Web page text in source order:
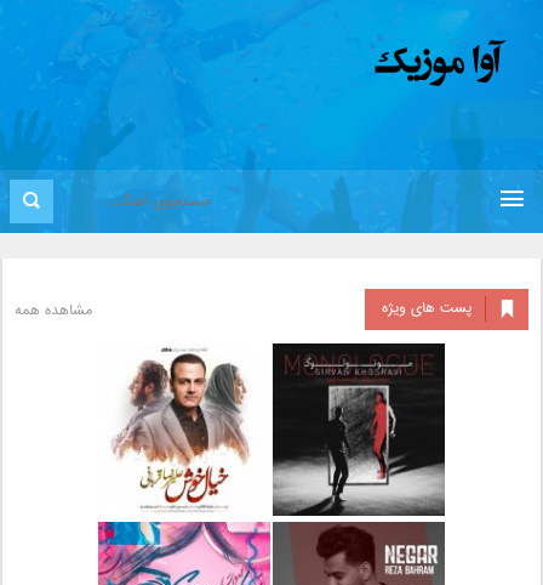
پست های ویژه مشاهده همه
دانلود آلبوم جدید سیروان
خسروی بنام مونولوگ
دانلود آهنگ جدید علیرضا
قربانی بنام خیال خوش